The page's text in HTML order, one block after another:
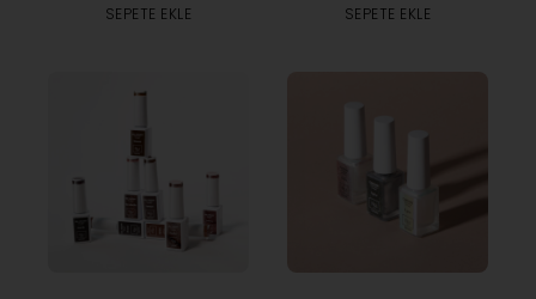
SEPETE EKLE SEPETE EKLE